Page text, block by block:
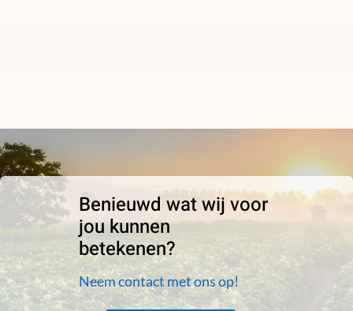
Benieuwd wat wij voor
jou kunnen
betekenen?
Neem contact met ons op!